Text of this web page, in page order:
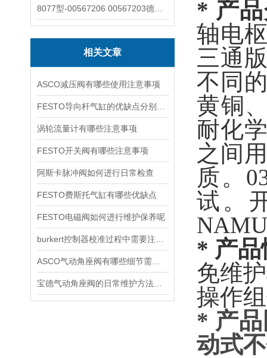
相关文章
ASCO减压阀有哪些使用注意事项
涡轮流量计有哪些注意事项
FESTO开关阀有哪些注意事项
阿斯卡脉冲阀如何进行日常检查
FESTO费斯托气缸有哪些优缺点
FESTO电磁阀如何进行维护保养呢
* 产
轴电
三通
不同
黄铜
耐化
之间
质。
试。
* 产
免维
操作
* 产
动式